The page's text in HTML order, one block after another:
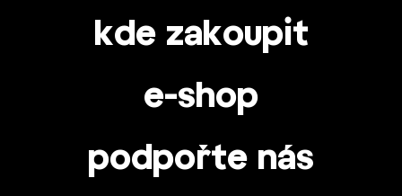
kde zakoupit
e-shop
podpořte nás